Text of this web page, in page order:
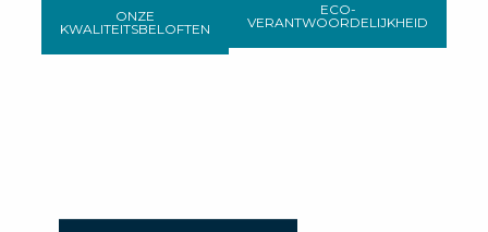
ONZE
KWALITEITSBELOFTEN
ECO-
VERANTWOORDELIJKHEID